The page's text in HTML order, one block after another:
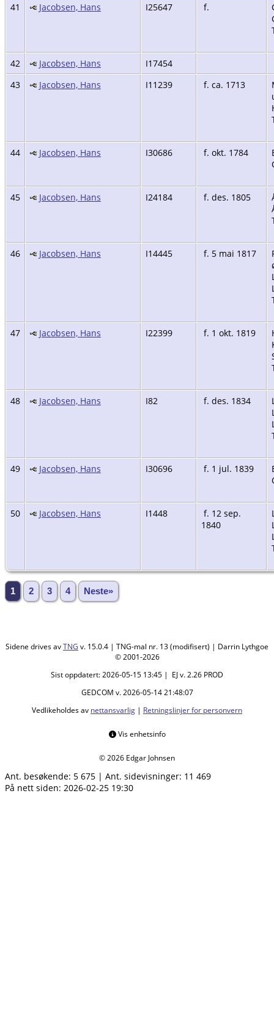
41 Jacobsen, Hans I25647 f.
42 Jacobsen, Hans
I17454
43
Jacobsen, Hans I11239 f. ca. 1713
44 Jacobsen, Hans I30686 f. okt. 1784
45 Jacobsen, Hans I24184 f. des. 1805
46 Jacobsen, Hans I14445 f. 5 mai 1817
47 Jacobsen, Hans I22399 f. 1 okt. 1819
48 Jacobsen, Hans I82 f. des. 1834
49 Jacobsen, Hans I30696 f. 1 jul. 1839
50 Jacobsen, Hans I1448
f. 12 sep.
1840
1 2 3 4 Neste»
Sidene drives avTNG v. 15.0.4 | TNG-mal nr. 13 (modifisert) | Darrin Lythgoe
© 2001-2026
Sist oppdatert: 2026-05-15 13:45 | EJ v. 2.26 PROD
GEDCOM v. 2026-05-14 21:48:07
Vedlikeholdes av nettansvarlig | Retningslinjer for personvern
Vis enhetsinfo
© 2026 Edgar Johnsen
Ant. besøkende: 5 675 | Ant. sidevisninger: 11 469
På nett siden: 2026-02-25 19:30